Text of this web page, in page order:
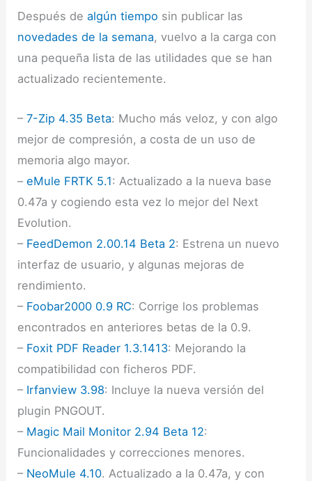
Después dealgún tiempo sin publicar las
novedades de la semana, vuelvo a la carga con
una pequeña lista de las utilidades que se han
actualizado recientemente.
–7-Zip 4.35 Beta: Mucho más veloz, y con algo
mejor de compresión, a costa de un uso de
memoria algo mayor.
–eMule FRTK 5.1: Actualizado a la nueva base
0.47a y cogiendo esta vez lo mejor del Next
Evolution.
– FeedDemon 2.00.14 Beta 2: Estrena un nuevo
interfaz de usuario, y algunas mejoras de
rendimiento.
– Foobar2000 0.9 RC: Corrige los problemas
encontrados en anteriores betas de la 0.9.
– Foxit PDF Reader 1.3.1413: Mejorando la
compatibilidad con ficheros PDF.
– Irfanview 3.98: Incluye la nueva versión del
plugin PNGOUT.
– Magic Mail Monitor 2.94 Beta 12:
Funcionalidades y correcciones menores.
– NeoMule 4.10. Actualizado a la 0.47a, y con